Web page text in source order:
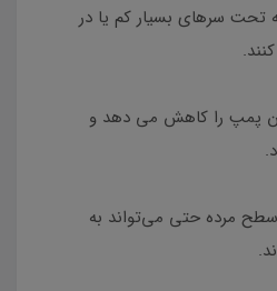
سرهای بسیار کم یا در
پمپ را کاهش می دهد و
مرده حتی می‌تواند به